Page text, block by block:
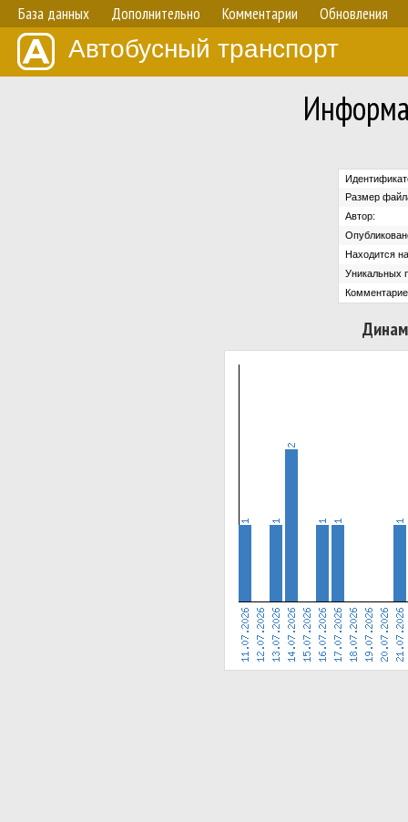
База данных Дополнительно Комментарии Обновления
Автобусный транспорт
Размер
Автор:
Находится
Уникальных